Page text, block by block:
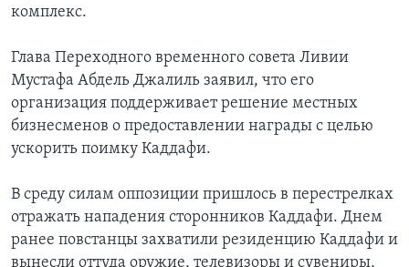
комплекс.
Глава Переходного временного совета Ливии
Мустафа Абдель Джалиль заявил, что его
организация поддерживает решение местных
бизнесменов о предоставлении награды с целью
ускорить поимку Каддафи.
В среду силам оппозиции пришлось в перестрелках
отражать нападения сторонников Каддафи. Днем
ранее повстанцы захватили резиденцию Каддафи и
вынесли оттуда оружие, телевизоры и сувениры,